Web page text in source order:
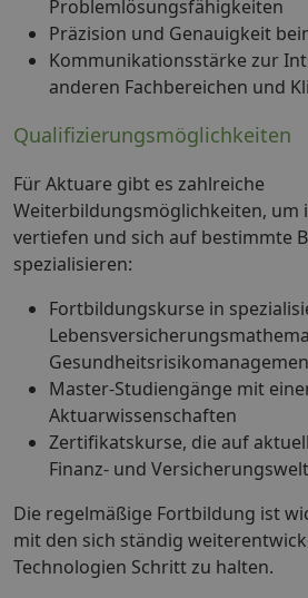
Problemlösungsfähigkeiten
Präzision und Genauigkeit
Kommunikationsstärke zur
anderen Fachbereichen und
Qualifizierungsmöglichkeiten
Für Aktuare gibt es zahlreiche
Weiterbildungsmöglichkeiten, um
vertiefen und sich auf bestimmte
spezialisieren:
Fortbildungskurse in
Master-Studiengänge mit
Aktuarwissenschaften
Zertifikatskurse, die auf
Finanz- und
Die regelmäßige Fortbildung ist
mit den sich ständig
Technologien Schritt zu halten.